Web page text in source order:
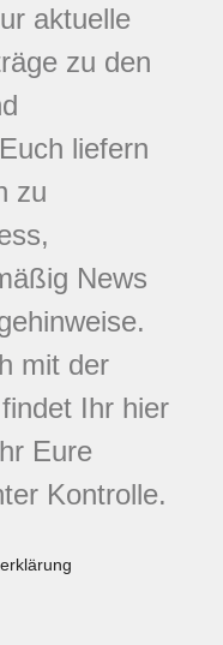
aktuelle
zu den
liefern
zu
News
mit der
Ihr hier
Eure
Kontrolle.